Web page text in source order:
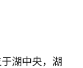
湖中央，湖